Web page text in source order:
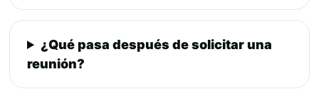
¿Qué pasa después de solicitar una
reunión?